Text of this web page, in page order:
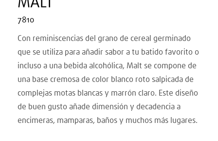
MALT
7810
Con reminiscencias del grano de cereal germinado
que se utiliza para añadir sabor a tu batido favorito o
incluso a una bebida alcohólica, Malt se compone de
una base cremosa de color blanco roto salpicada de
complejas motas blancas y marrón claro. Este diseño
de buen gusto añade dimensión y decadencia a
encimeras, mamparas, baños y muchos más lugares.